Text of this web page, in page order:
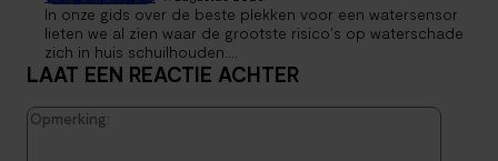
In onze gids over de beste plekken voor een watersensor
lieten we al zien waar de grootste risico's op waterschade
zich in huis schuilhouden....
LAAT EEN REACTIE ACHTER